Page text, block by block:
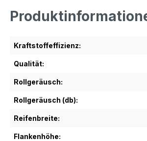
Kraftstoffeffizienz:
Qualität:
Rollgeräusch:
Rollgeräusch (db):
Reifenbreite:
Flankenhöhe: